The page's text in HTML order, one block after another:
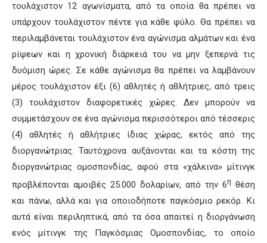
τουλάχιστον 12 αγωνίσματα, από τα οποία θα πρέπει να
υπάρχουν τουλάχιστον πέντε για κάθε φύλο. Θα πρέπει να
περιλαμβάνεται τουλάχιστον ένα αγώνισμα αλμάτων και ένα
ρίψεων και η χρονική διάρκειά του να μην ξεπερνά τις
δυόμιση ώρες. Σε κάθε αγώνισμα θα πρέπει να λαμβάνουν
μέρος τουλάχιστον έξι (6) αθλητές ή αθλήτριες, από τρεις
(3) τουλάχιστον διαφορετικές χώρες. Δεν μπορούν να
συμμετάσχουν σε ένα αγώνισμα περισσότεροι από τέσσερις
(4) αθλητές ή αθλήτριες ίδιας χώρας, εκτός από της
διοργανώτριας. Ταυτόχρονα αυξάνονται και τα κόστη της
διοργανώτριας ομοσπονδίας, αφού στα «χάλκινα» μίτινγκ
προβλέπονται αμοιβές 25.000 δολαρίων, από την 6η θέση
και πάνω, αλλά και για οποιοδήποτε παγκόσμιο ρεκόρ. Κι
αυτά είναι περιληπτικά, από τα όσα απαιτεί η διοργάνωση
ενός μίτινγκ της Παγκόσμιας Ομοσπονδίας, το οποίο